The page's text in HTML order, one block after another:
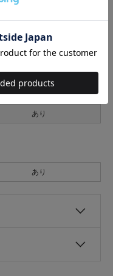
あり
あり
あり